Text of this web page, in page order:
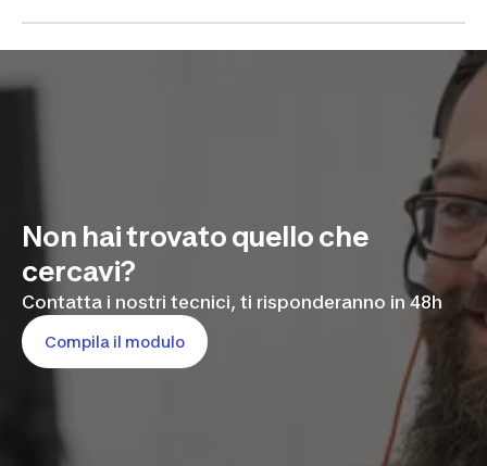
Non hai trovato quello che
cercavi?
Contatta i nostri tecnici, ti risponderanno in 48h
Compila il modulo